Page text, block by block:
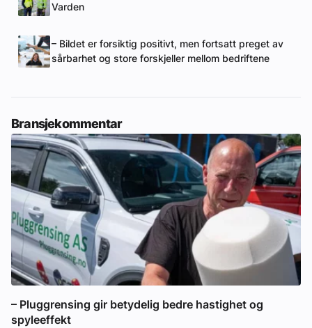
Varden
– Bildet er forsiktig positivt, men fortsatt preget av
sårbarhet og store forskjeller mellom bedriftene
Bransjekommentar
– Pluggrensing gir betydelig bedre hastighet og
spyleeffekt